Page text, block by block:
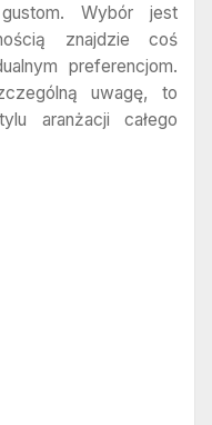
gustom. Wybór jest
znajdzie coś
preferencjom.
uwagę, to
aranżacji całego